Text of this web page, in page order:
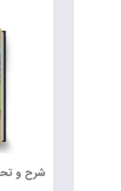
شرح و